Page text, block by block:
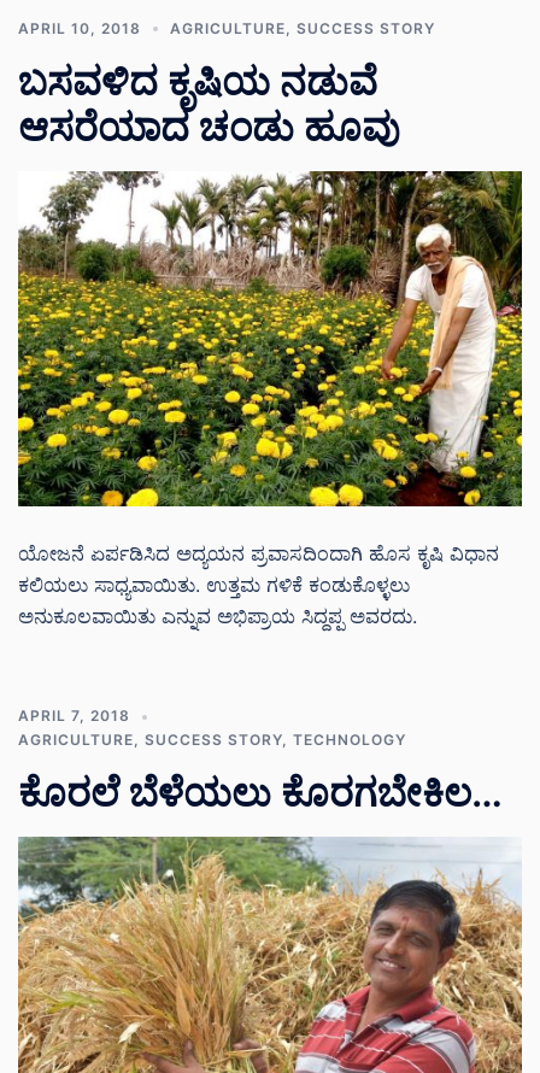
APRIL 10, 2018 AGRICULTURE SUCCESS STORY
ಬಸವಳಿದ ಕೃಷಿಯ ನಡುವೆ
ಆಸರೆಯಾದ ಚಂಡು ಹೂವು
ಯೋಜನೆ ಏರ್ಪಡಿಸಿದ ಅದ್ಯಯನ ಪ್ರವಾಸದಿಂದಾಗಿ ಹೊಸ ಕೃಷಿ ವಿಧಾನ
ಕಲಿಯಲು ಸಾಧ್ಯವಾಯಿತು. ಉತ್ತಮ ಗಳಿಕೆ ಕಂಡುಕೊಳ್ಳಲು
ಅನುಕೂಲವಾಯಿತು ಎನ್ನುವ ಅಭಿಪ್ರಾಯ ಸಿದ್ದಪ್ಪ ಅವರದು.
APRIL 7, 2018
AGRICULTURE, SUCCESS STORY, TECHNOLOGY
ಕೊರಲೆ ಬೆಳೆಯಲು ಕೊರಗಬೇಕಿಲ…